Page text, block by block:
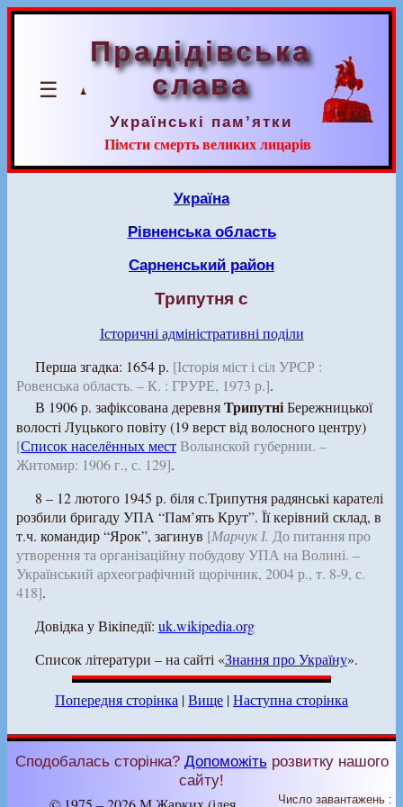
☰
Прадідівська
слава
Українські пам’ятки
Пімсти смерть великих лицарів
Україна
Рівненська область
Сарненський район
Трипутня с
Історичні адміністративні поділи
Перша згадка: 1654 р. [Історія міст і сіл УРСР :
Ровенська область. – К. : ГРУРЕ, 1973 р.].
В 1906 р. зафіксована деревняТрипутніБережницької
волості Луцького повіту (19 верст від волосного центру)
[Список населённых местВолынской губернии. –
Житомир: 1906 г., с. 129].
8 – 12 лютого 1945 р. біля с.Трипутня радянські карателі
розбили бригаду УПА “Пам’ять Крут”. Її керівний склад, в
т.ч. командир “Ярок”, загинув [Марчук І. До питання про
утворення та організаційну побудову УПА на Волині. –
Український археографічний щорічник, 2004 р., т. 8-9, с.
418].
Довідка у Вікіпедії: uk.wikipedia.org
Список літератури – на сайті «Знання про Україну».
Попередня сторінка |Вище |Наступна сторінка
Сподобалась сторінка? Допоможітьрозвитку нашого
сайту!
Число завантажень :